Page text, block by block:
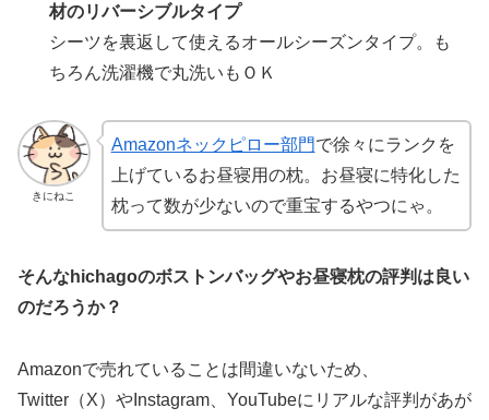
材のリバーシブルタイプ
シーツを裏返して使えるオールシーズンタイプ。も
ちろん洗濯機で丸洗いもＯＫ
きにねこ
Amazonネックピロー部門で徐々にランクを
上げているお昼寝用の枕。お昼寝に特化した
枕って数が少ないので重宝するやつにゃ。
そんなhichagoのボストンバッグやお昼寝枕の評判は良い
のだろうか？
Amazonで売れていることは間違いないため、
Twitter（X）やInstagram、YouTubeにリアルな評判があが